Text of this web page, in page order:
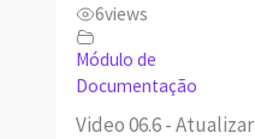
6views
Módulo de
Documentação
Video 06.6 - Atualizar